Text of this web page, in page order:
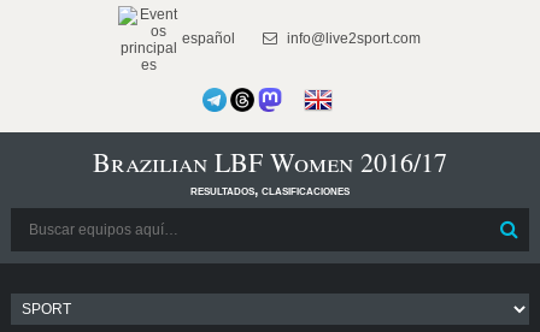
español info@live2sport.com
Brazilian LBF Women 2016/17
resultados, clasificaciones